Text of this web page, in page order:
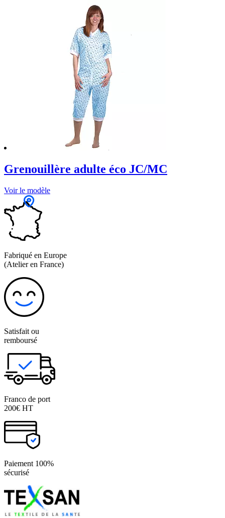
Grenouillère adulte éco JC/MC
Voir le modèle
Fabriqué en Europe
(Atelier en France)
Satisfait ou
remboursé
Franco de port
200€ HT
Paiement 100%
sécurisé